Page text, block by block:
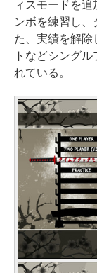
ィスモードを
ンボを練習し、
た、実績を解除
トなどシング
れている。